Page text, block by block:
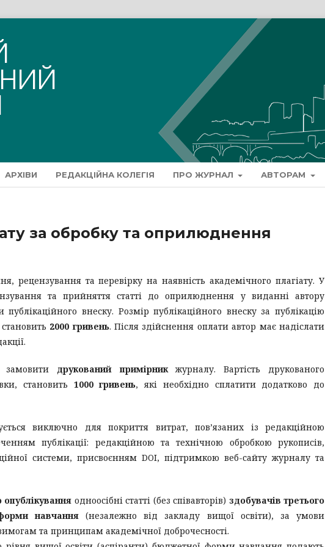
АРХІВИ РЕДАКЦІЙНА КОЛЕГІЯ ПРО ЖУРНАЛ АВТОРАМ
за обробку та оприлюднення
рецензування та перевірку на наявність академічного плагіату. У
та прийняття статті до оприлюднення у виданні автору
внеску. Розмір публікаційного внеску за публікацію
2000 гривень. Після здійснення оплати автор має надіслати
замовити друкований примірникжурналу. Вартість друкованого
становить 1000 гривень, які необхідно сплатити додатково до
виключно для покриття витрат, пов’язаних із редакційною
публікації: редакційною та технічною обробкою рукописів,
системи, присвоєнням DOI, підтримкою веб-сайту журналу та
одноосібні статті (без співавторів) здобувачів третього
навчання (незалежно від закладу вищої освіти), за умови
та принципам академічної доброчесності.